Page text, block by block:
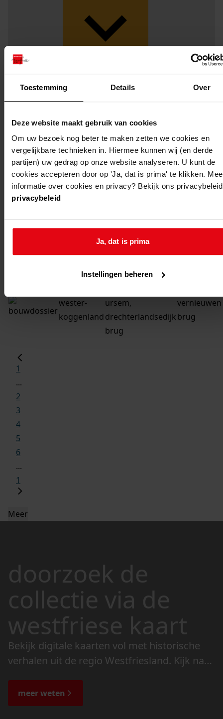
Toestemming Details Over
Deze website maakt gebruik van cookies
Om uw bezoek nog beter te maken zetten we cookies en
vergelijkbare technieken in. Hiermee kunnen wij (en derde
partijen) uw gedrag op onze website analyseren. U kunt de
cookies accepteren door op 'Ja, dat is prima' te klikken.
informatie over cookies en privacy? Bekijk ons privacybeleid
privacybeleid
Ja, dat is prima
Instellingen beheren
Weergave:
3
4
5
6
1
gemeente adres
wester-
koggenland
ursem,
drechterlandsedijk
brug
vernieuwen
brug
1
...
2
3
4
5
6
...
1
Meer
doorzoek de
collectie via de
westfriese kaart
Bekijk digitale kaarten vol met historische
verhalen uit de regio Westfriesland. Kijk naar
de bijzondere verhalen.
meer weten